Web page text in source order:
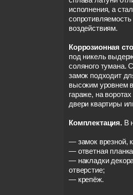
исполнения, а
воздействиям.
Коррозионная
под никель
соляного тумана.
замок подходит
высоким уровнем
гараже, на
двери квартиры
Комплектация.В
— замок врезной,
— ответная
— накладки
отверстие;
— крепёж.